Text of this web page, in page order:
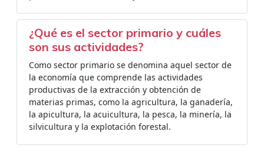
¿Qué es el sector primario y cuáles
son sus actividades?
Como sector primario se denomina aquel sector de
la economía que comprende las actividades
productivas de la extracción y obtención de
materias primas, como la agricultura, la ganadería,
la apicultura, la acuicultura, la pesca, la minería, la
silvicultura y la explotación forestal.